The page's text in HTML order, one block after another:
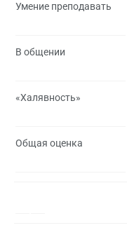
Умение преподавать
В общении
«Халявность»
Общая оценка